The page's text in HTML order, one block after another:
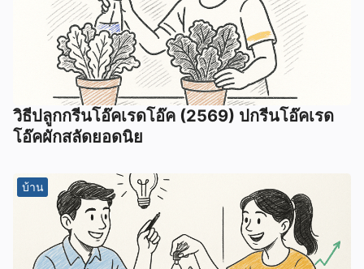
วิธีปลูกกรีนโอ๊คเรดโอ๊ค (2569) ปกรีนโอ๊คเรด
โอ๊คผักสลัดยอดนิย
บ้าน